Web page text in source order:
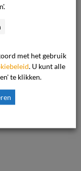
heeft
met het gebruik
. U kunt alle
te klikken.